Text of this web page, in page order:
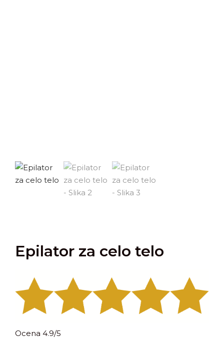
Epilator za celo telo
Ocena 4.9/5